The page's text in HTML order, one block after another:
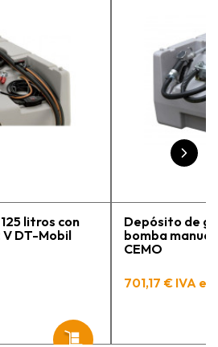
litros con
V DT-Mobil
Depósito de
bomba
CEMO
701,17 € IVA